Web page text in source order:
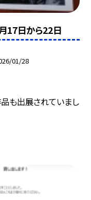
日から22日
01/28
も出展されていまし